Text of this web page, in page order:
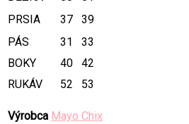
PRSIA
37
39
PÁS
31
33
BOKY
40
42
RUKÁV
52 53
Výrobca Mayo Chix